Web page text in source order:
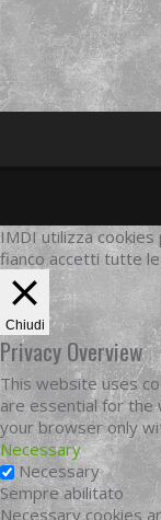
IMDI utilizza
fianco accetti tutte le
Chiudi
Privacy Overview
This website uses
are essential for the
your browser only
Necessary
Necessary
Sempre abilitato
Necessary cookies